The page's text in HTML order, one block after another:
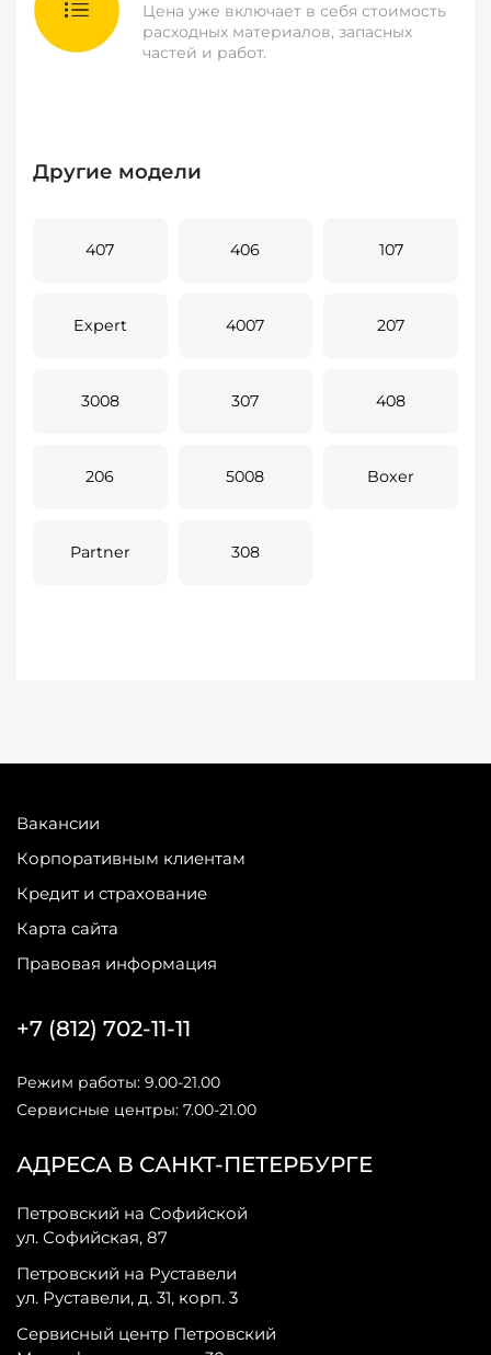
Цена уже включает в себя стоимость
расходных материалов, запасных
частей и работ.
Другие модели
407 406 107
Expert 4007 207
3008 307 408
206 5008 Boxer
Partner 308
Вакансии
Корпоративным клиентам
Кредит и страхование
Карта сайта
Правовая информация
АДРЕСА В САНКТ-ПЕТЕРБУРГЕ
Петровский на Софийской
ул. Софийская, 87
Петровский на Руставели
ул. Руставели, д. 31, корп. 3
Сервисный центр Петровский
+7 (812) 702-11-11
Режим работы: 9.00-21.00
Сервисные центры: 7.00-21.00